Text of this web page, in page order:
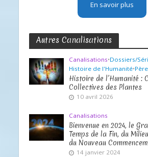
En savoir plus
Autres Canalisations
Canalisations•Dossiers/
Histoire de l'Humanité•
Histoire de l’Humanité :
Collectives des Plantes
10 avril 2026
Canalisations
Bienvenue en 2024, le
Temps de la Fin, du
du Nouveau
14 janvier 2024